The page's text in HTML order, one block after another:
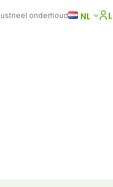
onderhoud NL